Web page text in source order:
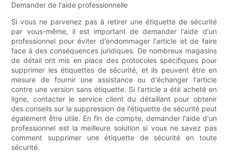
Demander de l'aide professionnelle
Si vous ne parvenez pas à retirer une étiquette de sécurité
par vous-même, il est important de demander l'aide d'un
professionnel pour éviter d'endommager l'article et de faire
face à des conséquences juridiques. De nombreux magasins
de détail ont mis en place des protocoles spécifiques pour
supprimer les étiquettes de sécurité, et ils peuvent être en
mesure de fournir une assistance ou d'échanger l'article
contre une version sans étiquette. Si l'article a été acheté en
ligne, contacter le service client du détaillant pour obtenir
des conseils sur la suppression de l'étiquette de sécurité peut
également être utile. En fin de compte, demander l'aide d'un
professionnel est la meilleure solution si vous ne savez pas
comment supprimer une étiquette de sécurité en toute
sécurité.